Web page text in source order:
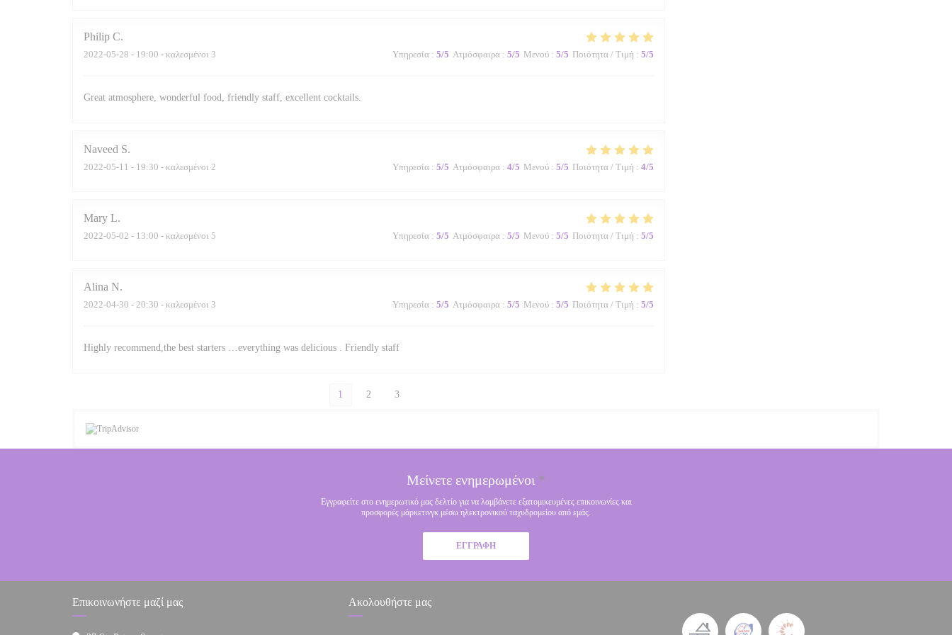
Philip C
2022-05-28 - 19:00 - καλεσμένοι 3 Υπηρεσία : 5/5 Ατμόσφαιρα : 5/5 Μενού : 5/5 Ποιότητα / Τιμή : 5/5
Great atmosphere, wonderful food, friendly staff, excellent cocktails.
Naveed S
2022-05-11 - 19:30 - καλεσμένοι 2 Υπηρεσία : 5/5 Ατμόσφαιρα : 4/5 Μενού : 5/5 Ποιότητα / Τιμή : 4/5
Mary L
2022-05-02 - 13:00 - καλεσμένοι 5 Υπηρεσία : 5/5 Ατμόσφαιρα : 5/5 Μενού : 5/5 Ποιότητα / Τιμή : 5/5
Alina N
2022-04-30 - 20:30 - καλεσμένοι 3 Υπηρεσία : 5/5 Ατμόσφαιρα : 5/5 Μενού : 5/5 Ποιότητα / Τιμή : 5/5
Highly recommend,the best starters …everything was delicious . Friendly staff
1 2 3
Μείνετε ενημερωμένοι *
Εγγραφείτε στο ενημερωτικό μας δελτίο για να λαμβάνετε εξατομικευμένες επικοινωνίες και
προσφορές μάρκετινγκ μέσω ηλεκτρονικού ταχυδρομείου από εμάς.
ΕΓΓΡΑΦΉ
Επικοινωνήστε μαζί μας Ακολουθήστε μας